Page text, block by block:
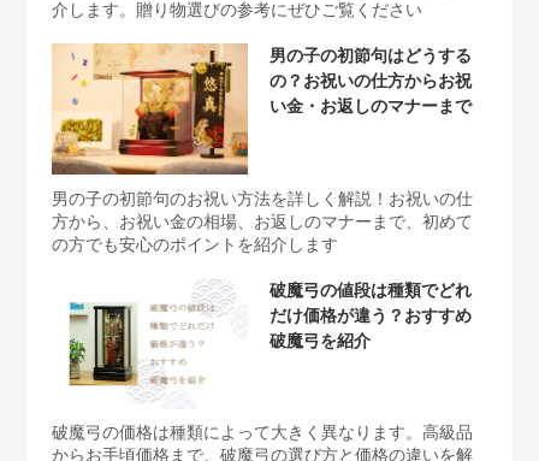
介します。贈り物選びの参考にぜひご覧ください
男の子の初節句はどうする
の？お祝いの仕方からお祝
い金・お返しのマナーまで
男の子の初節句のお祝い方法を詳しく解説！お祝いの仕
方から、お祝い金の相場、お返しのマナーまで、初めて
の方でも安心のポイントを紹介します
破魔弓の値段は種類でどれ
だけ価格が違う？おすすめ
破魔弓を紹介
破魔弓の価格は種類によって大きく異なります。高級品
からお手頃価格まで、破魔弓の選び方と価格の違いを解